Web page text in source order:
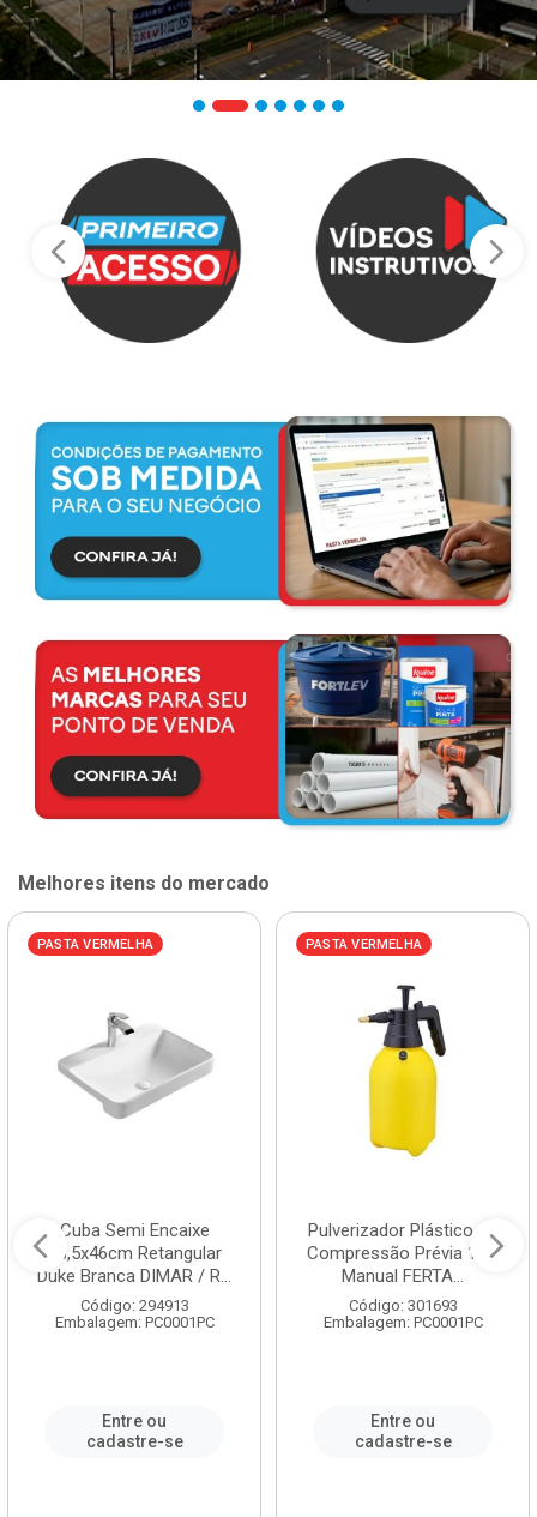
Melhores itens do mercado
PASTA VERMELHA
Cuba Semi Encaixe
58,5x46cm Retangular
Duke Branca DIMAR / R...
Código: 294913
Embalagem: PC0001PC
Entre ou
cadastre-se
PASTA VERMELHA
Pulverizador Plástico de
Compressão Prévia 1,5L
Manual FERTA...
Código: 301693
Embalagem: PC0001PC
Entre ou
cadastre-se